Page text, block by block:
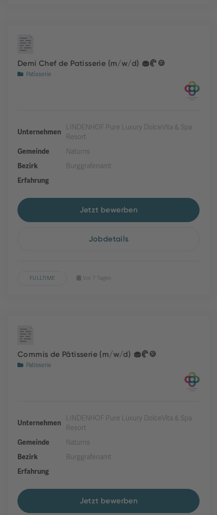
Demi Chef de Patisserie (m/w/d) 🧁🥐🍪
Patisserie
Unternehmen
LINDENHOF Pure Luxury DolceVita & Spa
Resort
Gemeinde
Naturns
Bezirk
Burggrafenamt
Erfahrung
Jetzt bewerben
Jobdetails
FULLTIME Vor 7 Tagen
Commis de Pâtisserie (m/w/d) 🧁🥐🍪
Patisserie
Unternehmen
LINDENHOF Pure Luxury DolceVita & Spa
Resort
Gemeinde
Naturns
Bezirk
Burggrafenamt
Erfahrung
Jetzt bewerben